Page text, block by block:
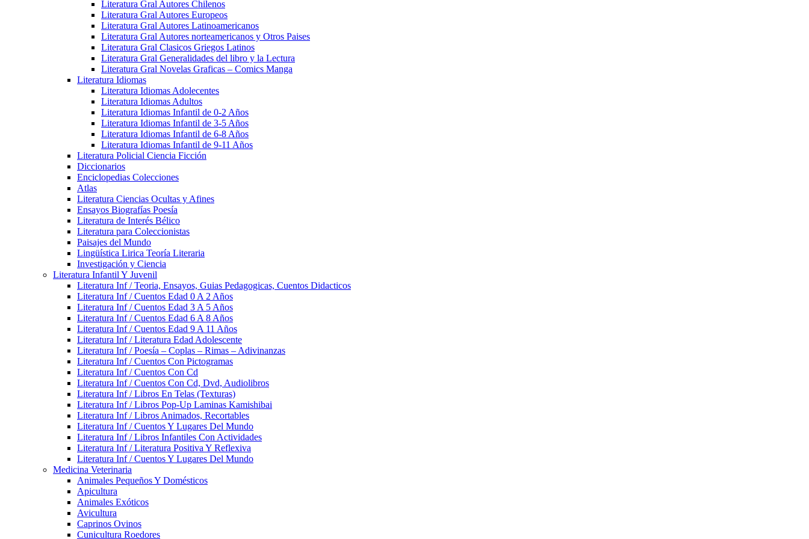
Literatura Gral Autores Chilenos
Literatura Gral Autores Europeos
Literatura Gral Autores Latinoamericanos
Literatura Gral Autores norteamericanos y Otros Paises
Literatura Gral Clasicos Griegos Latinos
Literatura Gral Generalidades del libro y la Lectura
Literatura Gral Novelas Graficas – Comics Manga
Literatura Idiomas
Literatura Idiomas Adolecentes
Literatura Idiomas Adultos
Literatura Idiomas Infantil de 0-2 Años
Literatura Idiomas Infantil de 3-5 Años
Literatura Idiomas Infantil de 6-8 Años
Literatura Idiomas Infantil de 9-11 Años
Literatura Policial Ciencia Ficción
Diccionarios
Enciclopedias Colecciones
Atlas
Literatura Ciencias Ocultas y Afines
Ensayos Biografías Poesía
Literatura de Interés Bélico
Literatura para Coleccionistas
Paisajes del Mundo
Lingüística Lirica Teoría Literaria
Investigación y Ciencia
Literatura Infantil Y Juvenil
Literatura Inf / Teoria, Ensayos, Guias Pedagogicas, Cuentos Didacticos
Literatura Inf / Cuentos Edad 0 A 2 Años
Literatura Inf / Cuentos Edad 3 A 5 Años
Literatura Inf / Cuentos Edad 6 A 8 Años
Literatura Inf / Cuentos Edad 9 A 11 Años
Literatura Inf / Literatura Edad Adolescente
Literatura Inf / Poesía – Coplas – Rimas – Adivinanzas
Literatura Inf / Cuentos Con Pictogramas
Literatura Inf / Cuentos Con Cd
Literatura Inf / Cuentos Con Cd, Dvd, Audiolibros
Literatura Inf / Libros En Telas (Texturas)
Literatura Inf / Libros Pop-Up Laminas Kamishibai
Literatura Inf / Libros Animados, Recortables
Literatura Inf / Cuentos Y Lugares Del Mundo
Literatura Inf / Libros Infantiles Con Actividades
Literatura Inf / Literatura Positiva Y Reflexiva
Literatura Inf / Cuentos Y Lugares Del Mundo
Medicina Veterinaria
Animales Pequeños Y Domésticos
Apicultura
Animales Exóticos
Avicultura
Caprinos Ovinos
Cunicultura Roedores